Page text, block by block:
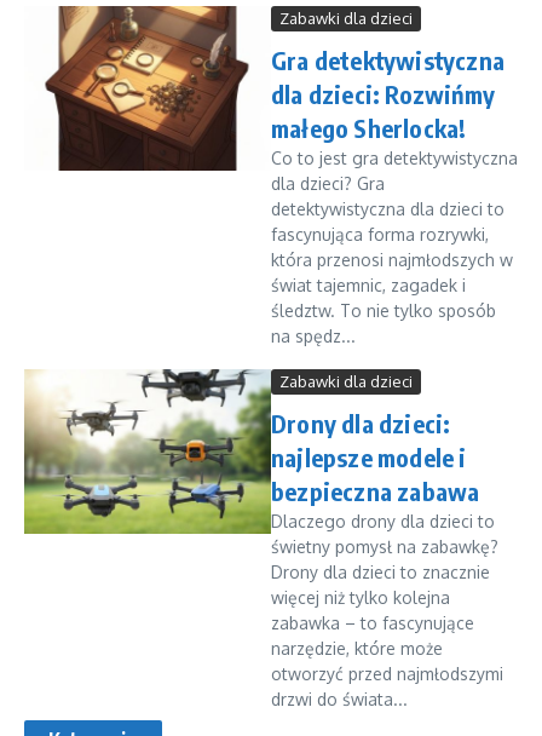
Zabawki dla dzieci
Gra detektywistyczna
dla dzieci: Rozwińmy
małego Sherlocka!
Co to jest gra detektywistyczna
dla dzieci? Gra
detektywistyczna dla dzieci to
fascynująca forma rozrywki,
która przenosi najmłodszych w
świat tajemnic, zagadek i
śledztw. To nie tylko sposób
na spędz...
Zabawki dla dzieci
Drony dla dzieci:
najlepsze modele i
bezpieczna zabawa
Dlaczego drony dla dzieci to
świetny pomysł na zabawkę?
Drony dla dzieci to znacznie
więcej niż tylko kolejna
zabawka – to fascynujące
narzędzie, które może
otworzyć przed najmłodszymi
drzwi do świata...